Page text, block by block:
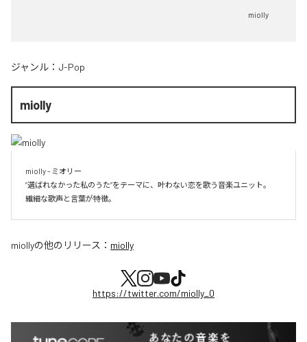
miolly
ジャンル： J-Pop
miolly
miolly - ミオリー
”選ばれなかった私のうた”をテーマに、叶わない恋を歌う音楽ユニット。
miollyの他のリリース： miolly
https://twitter.com/miolly_0